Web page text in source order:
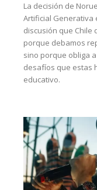
La decisión de
Artificial Generativa
discusión que Chile
porque debamos
sino porque obliga
desafíos que estas
educativo.